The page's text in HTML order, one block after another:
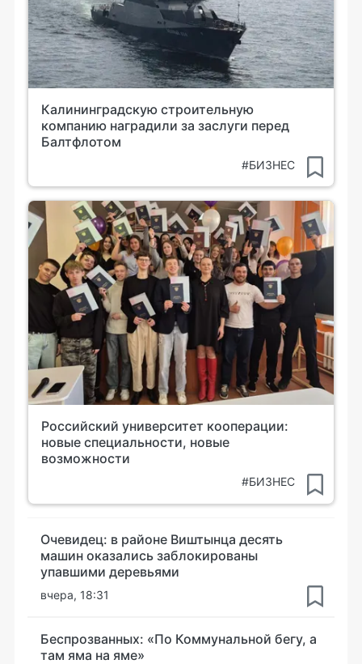
Калининградскую строительную
компанию наградили за заслуги перед
Балтфлотом
#БИЗНЕС
Российский университет кооперации:
новые специальности, новые
возможности
#БИЗНЕС
Очевидец: в районе Виштынца десять
машин оказались заблокированы
упавшими деревьями
вчера, 18:31
Беспрозванных: «По Коммунальной бегу, а
там яма на яме»